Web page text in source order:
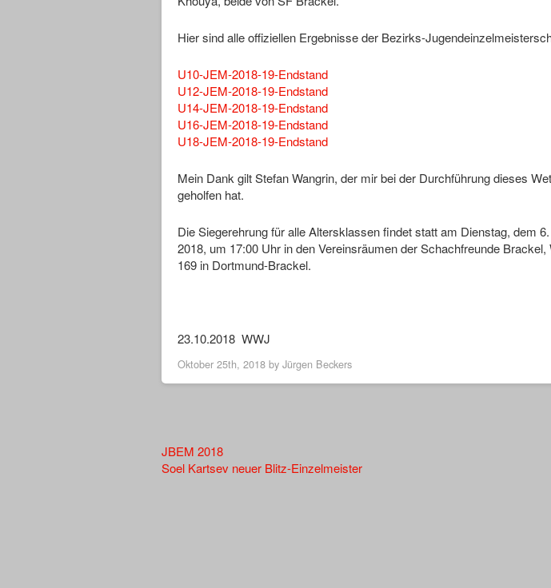
Hier sind alle offiziellen Ergebnisse der Bezirks-
U10-JEM-2018-19-Endstand
U12-JEM-2018-19-Endstand
U14-JEM-2018-19-Endstand
U16-JEM-2018-19-Endstand
U18-JEM-2018-19-Endstand
Mein Dank gilt Stefan Wangrin, der mir bei der Durchführung dieses
geholfen hat.
Die Siegerehrung für alle Altersklassen findet statt am Dienstag, dem
2018, um 17:00 Uhr in den Vereinsräumen der Schachfreunde Brackel,
169 in Dortmund-Brackel.
23.10.2018 WWJ
Oktober 25th, 2018 by Jürgen Beckers
Other
Articles
JBEM 2018
Soel Kartsev neuer Blitz-Einzelmeister